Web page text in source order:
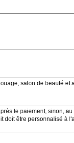
salon de beauté et
le paiement, sinon,
doit être personnalisé à